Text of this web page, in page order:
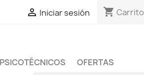
 Iniciar sesión shopping_cart Carrito
OFERTAS